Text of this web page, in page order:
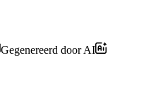
Gegenereerd door AI